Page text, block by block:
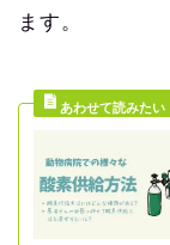
ます。